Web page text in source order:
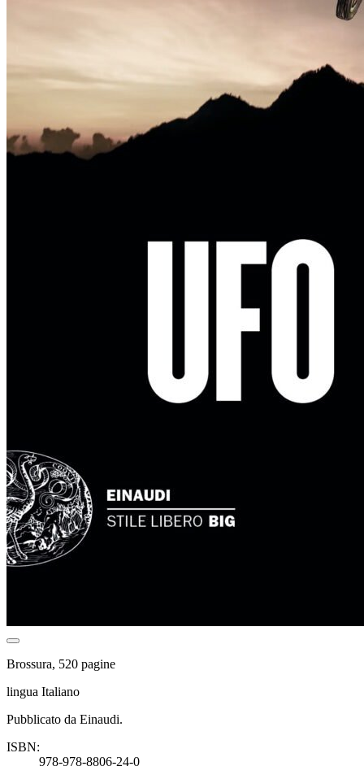
Brossura, 520 pagine
lingua Italiano
Pubblicato da Einaudi.
ISBN:
978-978-8806-24-0